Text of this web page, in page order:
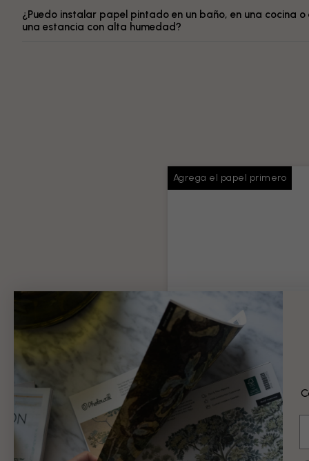
¿Puedo instalar papel pintado en un baño, en una cocina o
una estancia con alta humedad?
Agrega el papel primero
Pasta de papel
Pegamento suficiente para
Información del producto
9 €
Añadir